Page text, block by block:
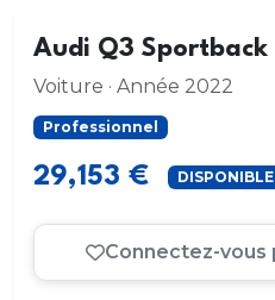
Audi Q3 Sportback
Voiture · Année 2022
Professionnel
29,153 € DISPONIBLE
Connectez-vous